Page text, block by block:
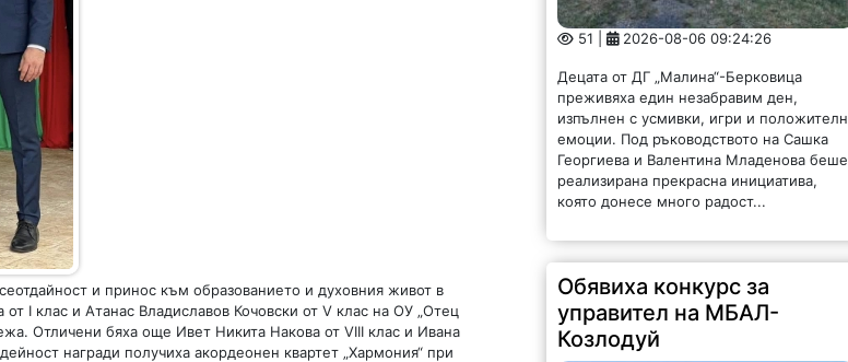
и принос към образованието и духовния живот в
I клас и Атанас Владиславов Кочовски от V клас на ОУ „Отец
Отличени бяха още Ивет Никита Накова от VIII клас и Ивана
награди получиха акордеонен квартет „Хармония“ при
51 | 2026-08-06 09:24:26
Децата от ДГ „Малина“-Берковица
преживяха един незабравим ден,
изпълнен с усмивки, игри и
емоции. Под ръководството на Сашка
Георгиева и Валентина Младенова беше
реализирана прекрасна инициатива,
която донесе много радост...
Обявиха конкурс за
управител на МБАЛ-
Козлодуй